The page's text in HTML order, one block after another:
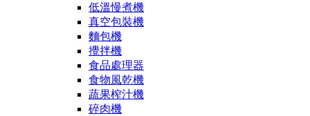
低溫慢煮機
真空包裝機
麵包機
攪拌機
食品處理器
食物風乾機
蔬果榨汁機
碎肉機